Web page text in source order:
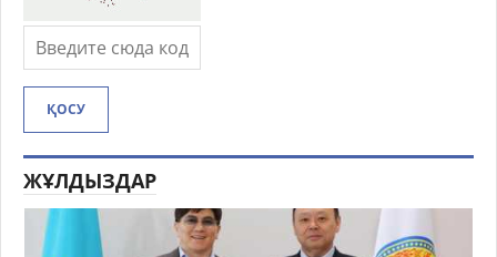
ҚОСУ
ЖҰЛДЫЗДАР